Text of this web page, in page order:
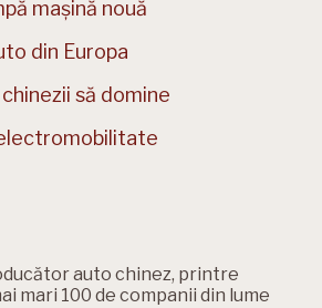
mașină nouă
din Europa
să domine
auto chinez, printre
mari 100 de companii din lume